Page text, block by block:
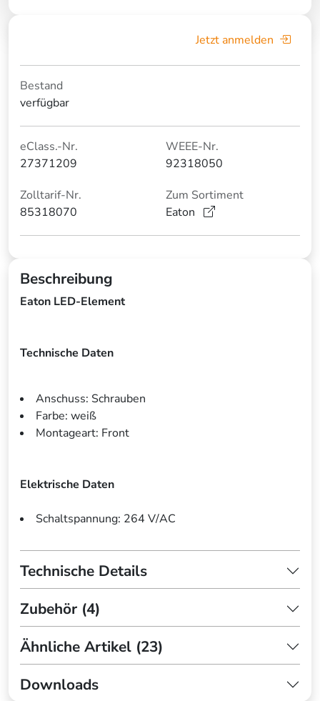
Jetzt anmelden
Bestand
verfügbar
eClass.-Nr.
27371209
WEEE-Nr.
92318050
Zolltarif-Nr.
85318070
Zum Sortiment
Eaton
Beschreibung
Eaton LED-Element
Technische Daten
Anschuss: Schrauben
Farbe: weiß
Montageart: Front
Elektrische Daten
Schaltspannung: 264 V/AC
Technische Details
Zubehör (4)
Ähnliche Artikel (23)
Downloads